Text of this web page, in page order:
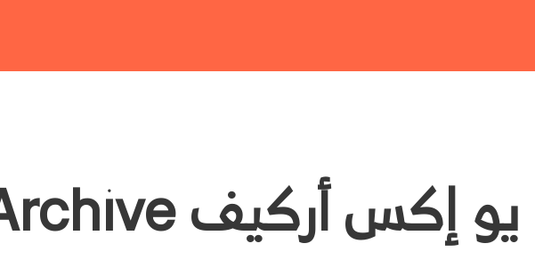
يو إكس أركيف UX Archive